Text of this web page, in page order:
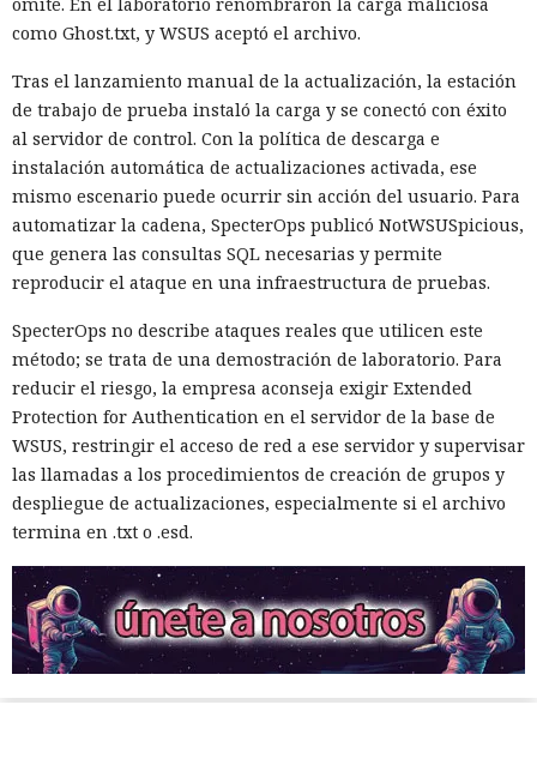
omite. En el laboratorio renombraron la carga maliciosa
como Ghost.txt, y WSUS aceptó el archivo.
Tras el lanzamiento manual de la actualización, la estación
de trabajo de prueba instaló la carga y se conectó con éxito
al servidor de control. Con la política de descarga e
instalación automática de actualizaciones activada, ese
mismo escenario puede ocurrir sin acción del usuario. Para
automatizar la cadena, SpecterOps publicó NotWSUSpicious,
que genera las consultas SQL necesarias y permite
reproducir el ataque en una infraestructura de pruebas.
SpecterOps no describe ataques reales que utilicen este
método; se trata de una demostración de laboratorio. Para
reducir el riesgo, la empresa aconseja exigir Extended
Protection for Authentication en el servidor de la base de
WSUS, restringir el acceso de red a ese servidor y supervisar
las llamadas a los procedimientos de creación de grupos y
despliegue de actualizaciones, especialmente si el archivo
termina en .txt o .esd.